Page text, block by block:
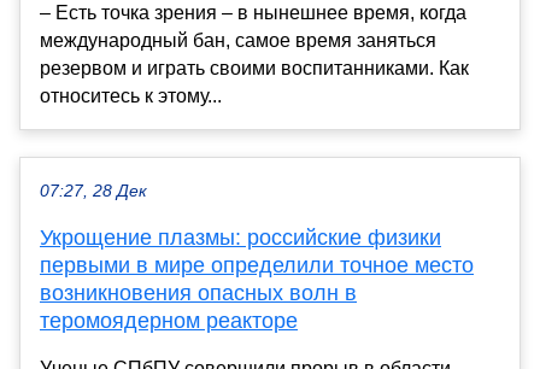
– Есть точка зрения – в нынешнее время, когда
международный бан, самое время заняться
резервом и играть своими воспитанниками. Как
относитесь к этому...
07:27, 28 Дек
Укрощение плазмы: российские физики
первыми в мире определили точное место
возникновения опасных волн в
теромоядерном реакторе